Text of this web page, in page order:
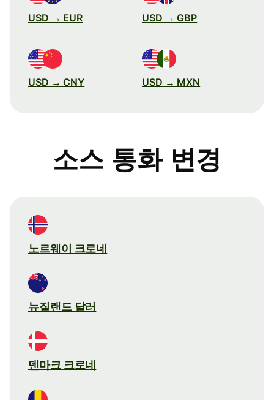
USD → EUR USD → GBP
USD → CNY USD → MXN
소스 통화 변경
노르웨이 크로네
뉴질랜드 달러
덴마크 크로네